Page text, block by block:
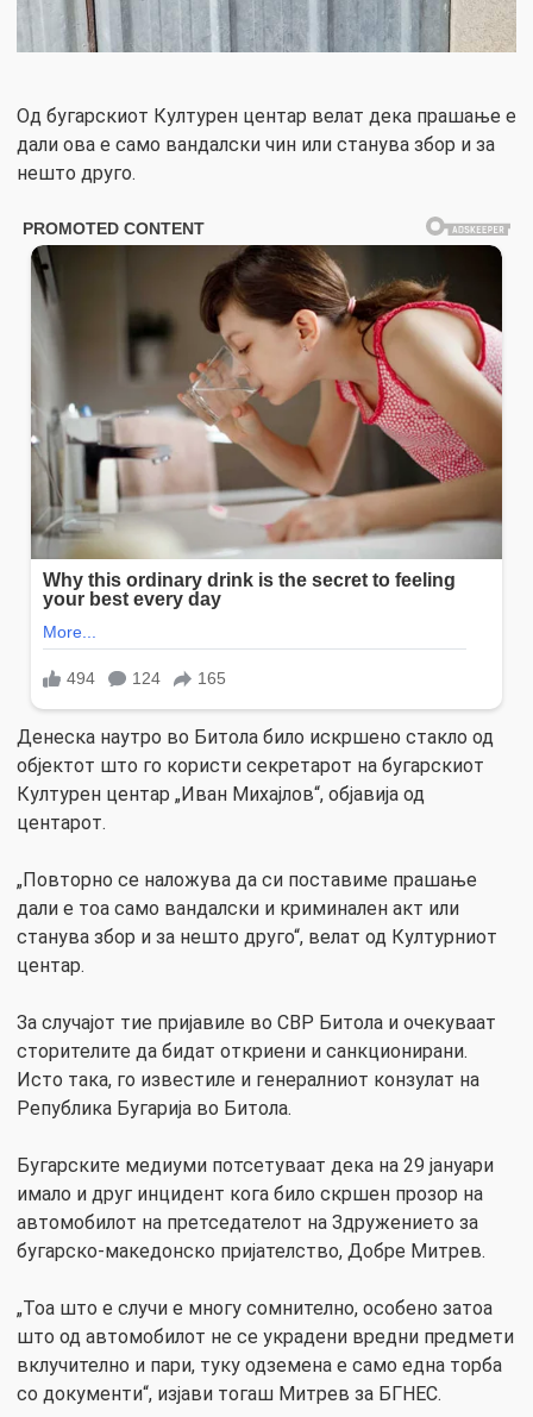
Од бугарскиот Културен центар велат дека прашање е
дали ова е само вандалски чин или станува збор и за
нешто друго.
Денеска наутро во Битола било искршено стакло од
објектот што го користи секретарот на бугарскиот
Културен центар „Иван Михајлов“, објавија од
центарот.
„Повторно се наложува да си поставиме прашање
дали е тоа само вандалски и криминален акт или
станува збор и за нешто друго“, велат од Културниот
центар.
За случајот тие пријавиле во СВР Битола и очекуваат
сторителите да бидат откриени и санкционирани.
Исто така, го известиле и генералниот конзулат на
Република Бугарија во Битола.
Бугарските медиуми потсетуваат дека на 29 јануари
имало и друг инцидент кога било скршен прозор на
автомобилот на претседателот на Здружението за
бугарско-македонско пријателство, Добре Митрев.
„Тоа што е случи е многу сомнително, особено затоа
што од автомобилот не се украдени вредни предмети
вклучително и пари, туку одземена е само една торба
со документи“, изјави тогаш Митрев за БГНЕС.